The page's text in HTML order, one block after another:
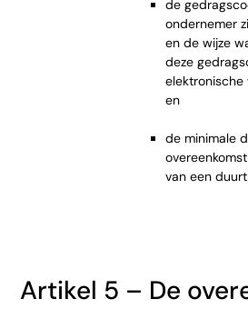
de
ondernemer
en de wijze
deze
elektronische
en
de minimale
van een
Artikel 5 – De